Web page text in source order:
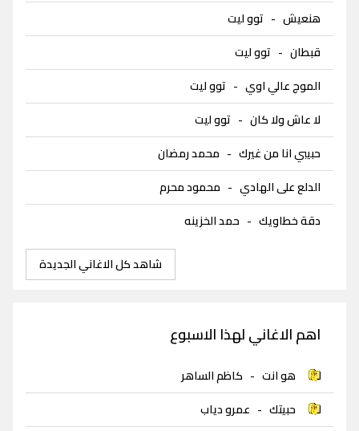
هنعيش - توو ليت
قبطان - توو ليت
الموج عالي اوي - توو ليت
لا عاش ولا كان - توو ليت
حبيبي انا من غيرك - محمد رمضان
الدلع على الهادي - محمود محرم
دقة خطاويك - حمد الخزينه
شاهد كل الاغاني الجديدة
اهم الاغاني لهذا الاسبوع
هو انت - كاظم الساهر
حبيتك - عمرو دياب